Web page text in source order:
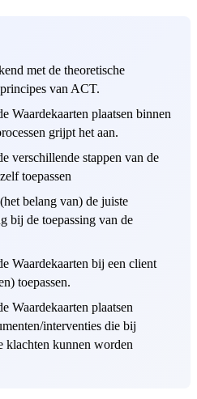
met de theoretische
van ACT.
Waardekaarten plaatsen binnen
grijpt het aan.
verschillende stappen van de
toepassen
belang van) de juiste
bij de toepassing van de
Waardekaarten bij een client
toepassen.
Waardekaarten plaatsen
interventies die bij
klachten kunnen worden